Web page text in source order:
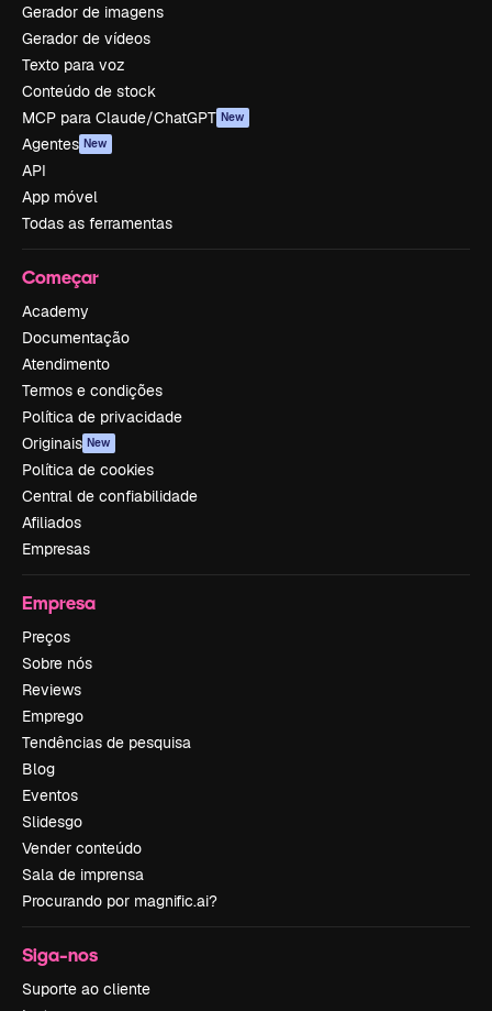
Gerador de imagens
Gerador de vídeos
Texto para voz
Conteúdo de stock
MCP para Claude/ChatGPT New
Agentes New
API
App móvel
Todas as ferramentas
Começar
Academy
Documentação
Atendimento
Termos e condições
Política de privacidade
Originais New
Política de cookies
Central de confiabilidade
Afiliados
Empresas
Empresa
Preços
Sobre nós
Reviews
Emprego
Tendências de pesquisa
Blog
Eventos
Slidesgo
Vender conteúdo
Sala de imprensa
Procurando por magnific.ai?
Siga-nos
Suporte ao cliente